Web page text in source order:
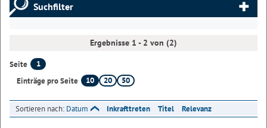
Suchfilter
Ergebnisse 1 - 2 von (2)
Seite
1
Einträge pro Seite
10 20 50
Sortieren nach: Datum Inkrafttreten Titel Relevanz